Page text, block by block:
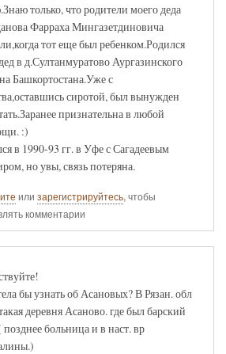
только, что родители моего деда
Фарраха Мингазетдиновича
тот еще был ребенком.Родился
в д.Султанмуратово Аургазинского
Башкортостана.Уже с
сиротой, был вынужден
признательна в любой
:)
в 1990-93 гг. в Уфе с Сагадеевым
но увы, связь потеряна.
или зарегистрируйтесь, чтобы
комментарии
бы узнать об Асановых? В Рязан. обл
деревня Асаново. где был барский
позднее больница и в наст. вр